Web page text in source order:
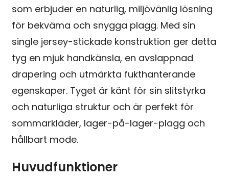
som erbjuder en naturlig, miljövänlig lösning
för bekväma och snygga plagg. Med sin
single jersey-stickade konstruktion ger detta
tyg en mjuk handkänsla, en avslappnad
drapering och utmärkta fukthanterande
egenskaper. Tyget är känt för sin slitstyrka
och naturliga struktur och är perfekt för
sommarkläder, lager-på-lager-plagg och
hållbart mode.
Huvudfunktioner